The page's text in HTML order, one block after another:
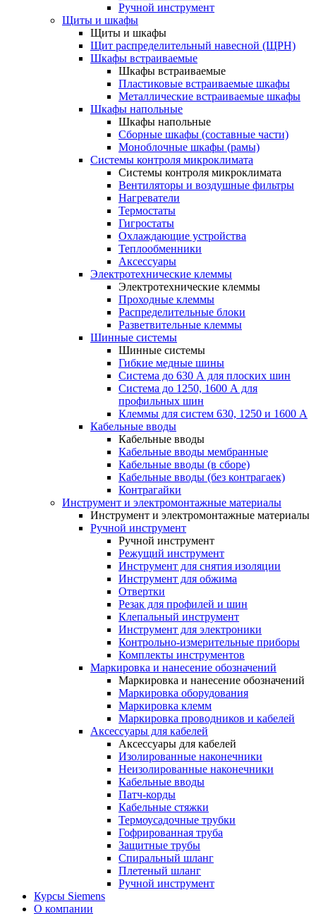
Ручной инструмент
Щиты и шкафы
Щиты и шкафы
Щит распределительный навесной (ЩРН)
Шкафы встраиваемые
Шкафы встраиваемые
Пластиковые встраиваемые шкафы
Металлические встраиваемые шкафы
Шкафы напольные
Шкафы напольные
Сборные шкафы (составные части)
Моноблочные шкафы (рамы)
Системы контроля микроклимата
Системы контроля микроклимата
Вентиляторы и воздушные фильтры
Нагреватели
Термостаты
Гигростаты
Охлаждающие устройства
Теплообменники
Аксессуары
Электротехнические клеммы
Электротехнические клеммы
Проходные клеммы
Распределительные блоки
Разветвительные клеммы
Шинные системы
Шинные системы
Гибкие медные шины
Система до 630 А для плоских шин
Система до 1250, 1600 А для
профильных шин
Клеммы для систем 630, 1250 и 1600 А
Кабельные вводы
Кабельные вводы
Кабельные вводы мембранные
Кабельные вводы (в сборе)
Кабельные вводы (без контрагаек)
Контрагайки
Инструмент и электромонтажные материалы
Инструмент и электромонтажные материалы
Ручной инструмент
Ручной инструмент
Режущий инструмент
Инструмент для снятия изоляции
Инструмент для обжима
Отвертки
Резак для профилей и шин
Клепальный инструмент
Инструмент для электроники
Контрольно-измерительные приборы
Комплекты инструментов
Маркировка и нанесение обозначений
Маркировка и нанесение обозначений
Маркировка оборудования
Маркировка клемм
Маркировка проводников и кабелей
Аксессуары для кабелей
Аксессуары для кабелей
Изолированные наконечники
Неизолированные наконечники
Кабельные вводы
Патч-корды
Кабельные стяжки
Термоусадочные трубки
Гофрированная труба
Защитные трубы
Спиральный шланг
Плетеный шланг
Ручной инструмент
Курсы Siemens
О компании